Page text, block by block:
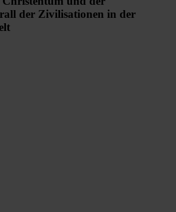
der Zivilisationen in der